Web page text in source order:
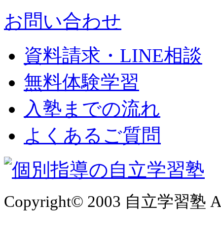
お問い合わせ
資料請求・LINE相談
無料体験学習
入塾までの流れ
よくあるご質問
Copyright© 2003 自立学習塾